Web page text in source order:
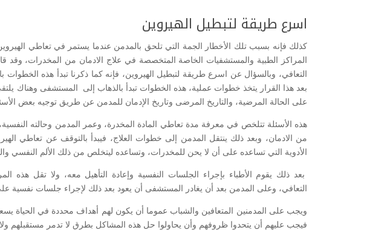
اسرع طريقة لتبطيل الهيروين
كذلك فإنه بسبب تلك الأخطار الجمة التي تلحق بالمدمن عندما يستمر في تعاطي
المراكز الطبية والمستشفيات الخاصة المتخصصة في علاج الادمان من المخدرات،
التعافي، وبالسؤال عن اسرع طريقة لتبطيل الهيروين، فإنه كما ذكرنا تبدأ هذه
بعد هذا القرار يتخذ خطوات عملية، هذه الخطوات تبدأ بالذهاب إلى المستشفى وهناك
على الحالة المرضية، والتاريخ المرضى وتاريخ الإدمان للمدمن عن طريق توجيه بعض
هذه الأسئلة تتلخص في معرفة مدة تعاطي المادة المخدرة، وعمر المدمن وحالته النفسية،
من الادمان، وبعد ذلك ينتقل المدمن إلى خطوات العلاج، فيبدأ بالتوقف عن تعاطي
الأدوية التي تساعده على أن لا يحن للمخدرات، وتساعده ليتخلص من ذلك الألم النفسي
بعد ذلك يقوم الأطباء بإجراء الجلسات النفسية وإعادة التأهيل معه، ولا تقل
التعافي، وعلى المدمن بعد أن يغادر المستشفى أن يعود بعد ذلك لإجراء جلسات نفسية
ويجب على المدمنين المتعافين والشباب عموما أن يكون لهم أهداف محددة في الحياة
فيجب عليهم أن يتحدوا ظروفهم وأن يحاولوا حل هذه المشاكل بطرق لا تدمر مستقبلهم